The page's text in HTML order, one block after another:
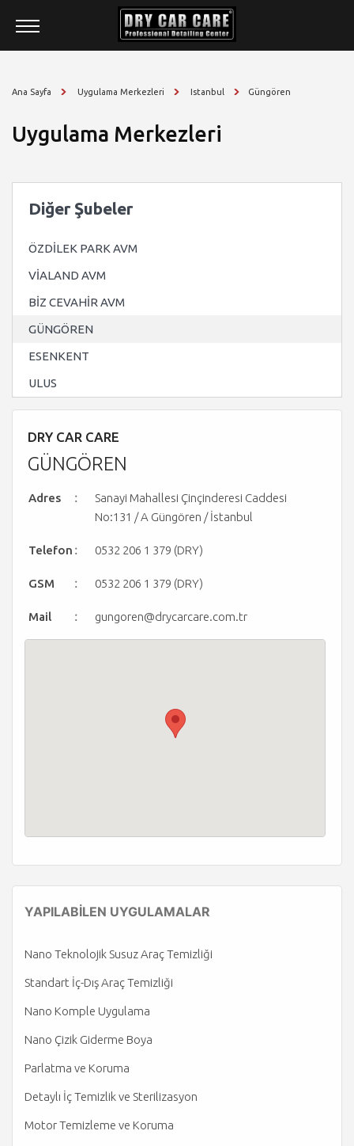
BAYİLİK
BLOG
İLETİŞİM
Ana Sayfa Uygulama Merkezleri Istanbul Güngören
Uygulama Merkezleri
Diğer Şubeler
ÖZDİLEK PARK AVM
VİALAND AVM
BİZ CEVAHİR AVM
GÜNGÖREN
ESENKENT
ULUS
DRY CAR CARE
GÜNGÖREN
Adres :
Sanayi Mahallesi Çinçinderesi Caddesi
No:131 / A Güngören / İstanbul
Telefon : 0532 206 1 379 (DRY)
GSM : 0532 206 1 379 (DRY)
Mail : gungoren@drycarcare.com.tr
YAPILABİLEN UYGULAMALAR
Nano Teknolojik Susuz Araç Temizliği
Standart İç-Dış Araç Temizliği
Nano Komple Uygulama
Nano Çizik Giderme Boya
Parlatma ve Koruma
Detaylı İç Temizlik ve Sterilizasyon
Motor Temizleme ve Koruma